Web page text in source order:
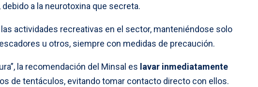
debido a la neurotoxina que secreta.
actividades recreativas en el sector, manteniéndose solo
u otros, siempre con medidas de precaución.
la recomendación del Minsal es lavar inmediatamente
de tentáculos, evitando tomar contacto directo con ellos.